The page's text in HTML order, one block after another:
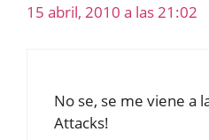
15 abril, 2010 a las 21:02
No se, se me viene a
Attacks!